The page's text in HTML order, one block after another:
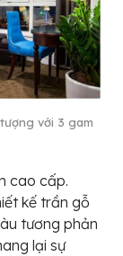
với 3 gam
cao cấp.
kế trần gỗ
tương phản
lại sự